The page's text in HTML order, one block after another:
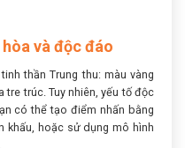
và độc đáo
thần Trung thu: màu vàng
tre trúc. Tuy nhiên, yếu tố độc
có thể tạo điểm nhấn bằng
khấu, hoặc sử dụng mô hình